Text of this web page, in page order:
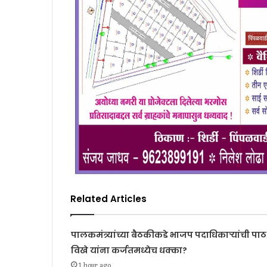
Related Articles
पालकमंत्र्यांच्या बैठकीकडे भाजप पदाधिकाऱ्यांची
विखे यांना कर्जतमध्येच धक्का?